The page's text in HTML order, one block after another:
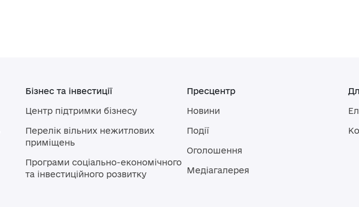
Бізнес та інвестиції
Центр підтримки бізнесу
Перелік вільних нежитлових
приміщень
Програми соціально-економічного
та інвестиційного розвитку
Пресцентр
Новини
Події
Оголошення
Медіагалерея